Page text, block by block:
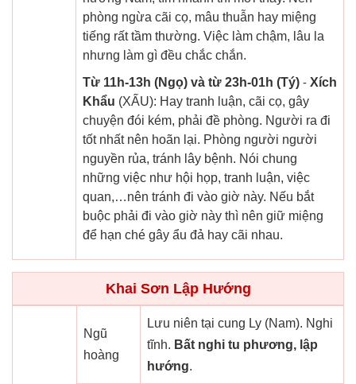
phòng ngừa cãi cọ, mâu thuẫn hay miệng
tiếng rất tầm thường. Việc làm chậm, lâu la
nhưng làm gì đều chắc chắn.
Từ 11h-13h (Ngọ) và từ 23h-01h (Tý) - Xích
Khẩu (XẤU): Hay tranh luận, cãi cọ, gây
chuyện đói kém, phải đề phòng. Người ra đi
tốt nhất nên hoãn lại. Phòng người người
nguyền rủa, tránh lây bệnh. Nói chung
những việc như hội họp, tranh luận, việc
quan,…nên tránh đi vào giờ này. Nếu bắt
buộc phải đi vào giờ này thì nên giữ miệng
để hạn ché gây ẩu đả hay cãi nhau.
Khai Sơn Lập Hướng
Ngũ
hoàng
Lưu niên tại cung Ly (Nam). Nghi
tĩnh. Bất nghi tu phương, lập
hướng.